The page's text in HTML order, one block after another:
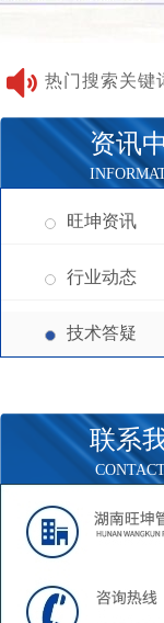
热门搜索关键
资讯
旺坤资讯
行业动态
技术答疑
联系